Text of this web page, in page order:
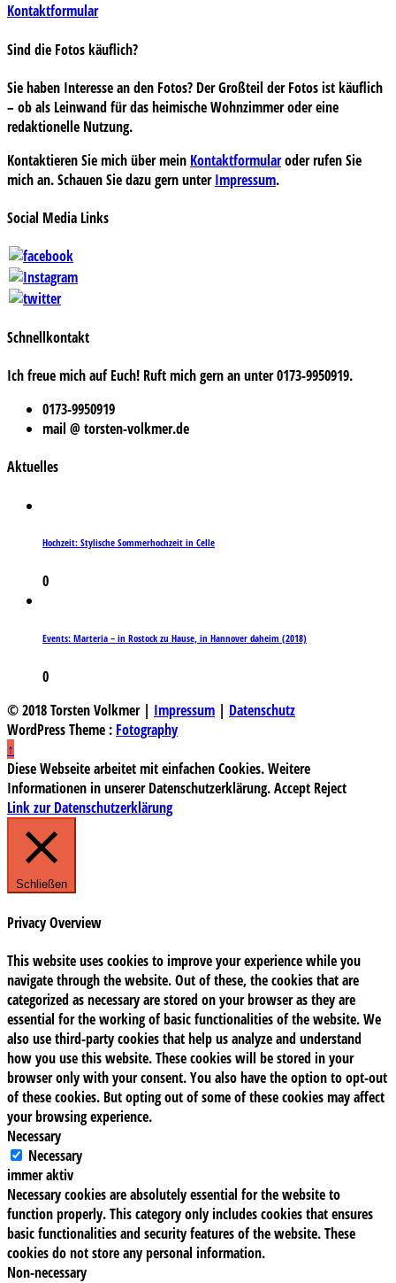
Kontaktformular
Sind die Fotos käuflich?
Sie haben Interesse an den Fotos? Der Großteil der Fotos ist käuflich
– ob als Leinwand für das heimische Wohnzimmer oder eine
redaktionelle Nutzung.
Kontaktieren Sie mich über mein Kontaktformularoder rufen Sie
mich an. Schauen Sie dazu gern unterImpressum.
Social Media Links
Schnellkontakt
Ich freue mich auf Euch! Ruft mich gern an unter 0173-9950919.
0173-9950919
mail @ torsten-volkmer.de
Aktuelles
Hochzeit: Stylische Sommerhochzeit in Celle
0
Events: Marteria – in Rostock zu Hause, in Hannover daheim (2018)
0
© 2018 Torsten Volkmer | Impressum | Datenschutz
WordPress Theme : Fotography
↑
Diese Webseite arbeitet mit einfachen Cookies. Weitere
Informationen in unserer Datenschutzerklärung.Accept Reject
Link zur Datenschutzerklärung
Schließen
Privacy Overview
This website uses cookies to improve your experience while you
navigate through the website. Out of these, the cookies that are
categorized as necessary are stored on your browser as they are
essential for the working of basic functionalities of the website. We
also use third-party cookies that help us analyze and understand
how you use this website. These cookies will be stored in your
browser only with your consent. You also have the option to opt-out
of these cookies. But opting out of some of these cookies may affect
your browsing experience.
Necessary
Necessary
immer aktiv
Necessary cookies are absolutely essential for the website to
function properly. This category only includes cookies that ensures
basic functionalities and security features of the website. These
cookies do not store any personal information.
Non-necessary